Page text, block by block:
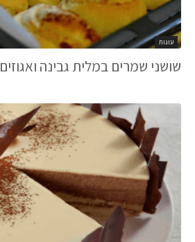
עוגות
שושני שמרים במלית גבינה ואגוזים